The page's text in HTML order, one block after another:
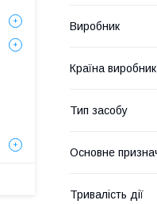
Виробник
Країна виробник
Тип засобу
Основне
Тривалість дії